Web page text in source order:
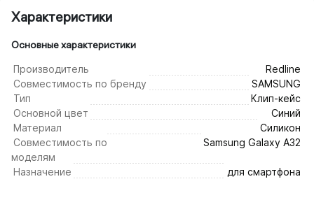
Характеристики
Основные характеристики
Производитель
Redline
Совместимость по бренду
SAMSUNG
Тип
Клип-кейс
Основной цвет
Синий
Материал
Силикон
Совместимость по
моделям
Samsung Galaxy A32
Назначение для смартфона